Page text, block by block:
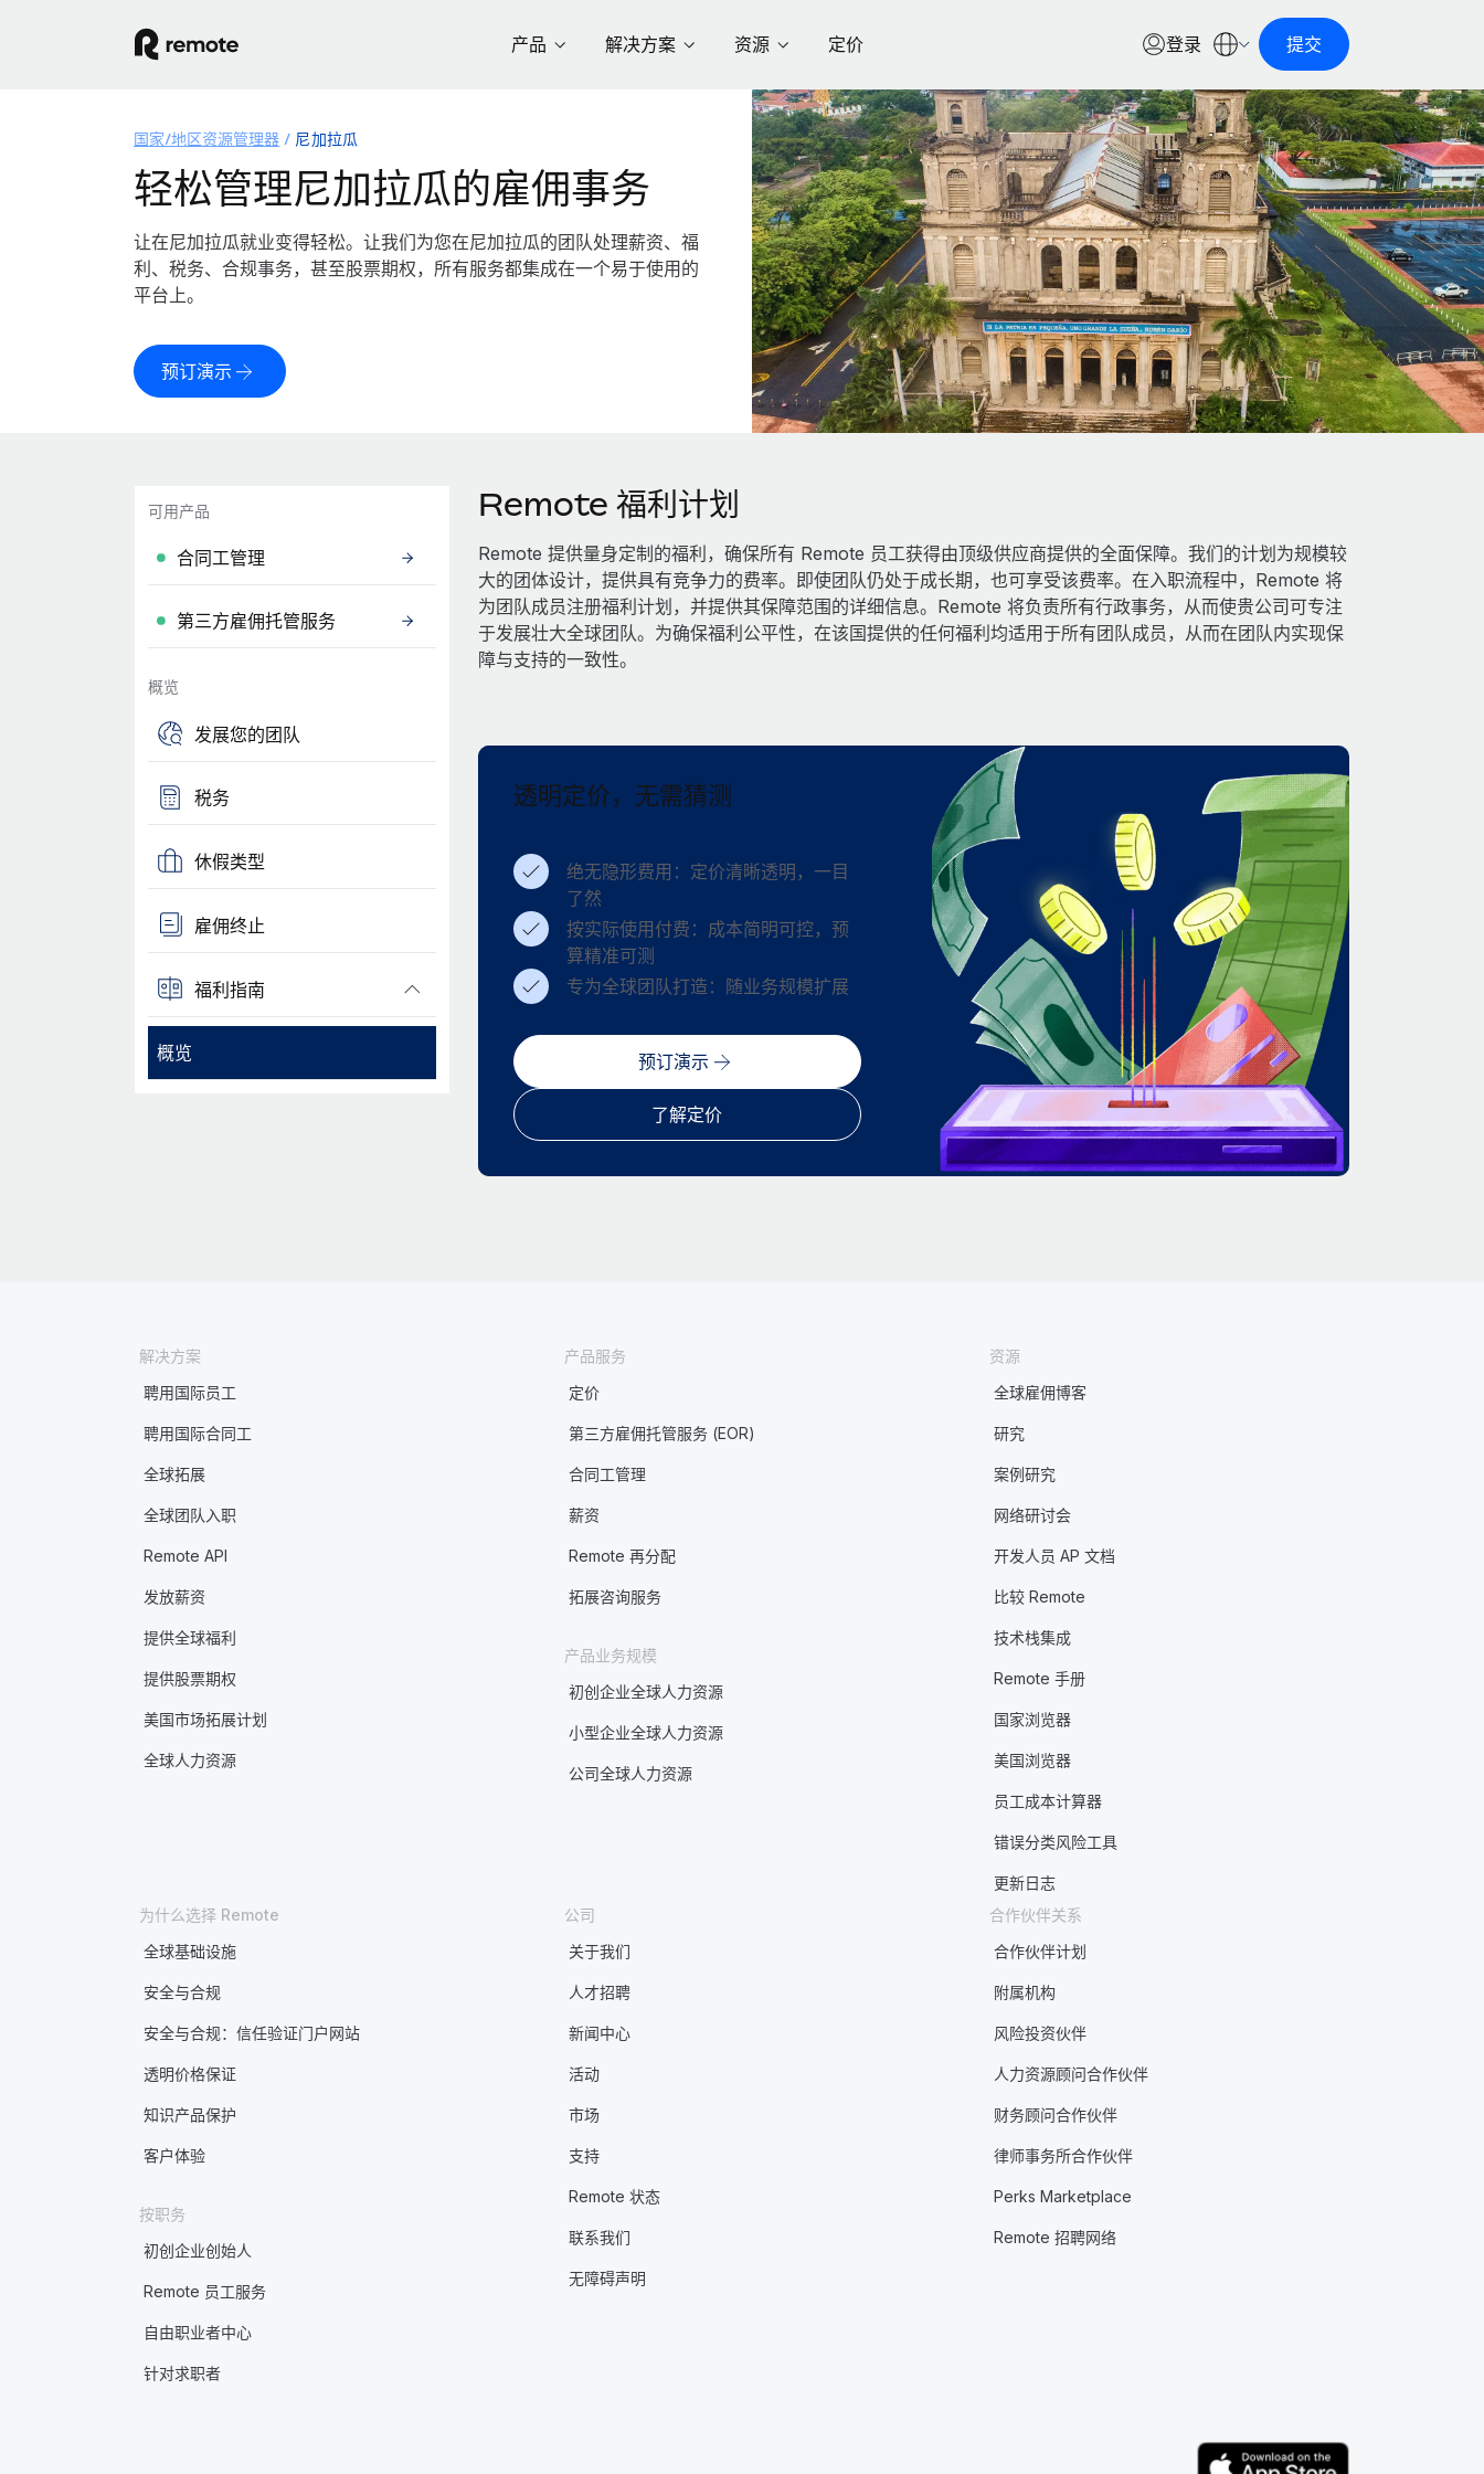
产品 解决方案 资源 定价 登录 提交
国家/地区资源管理器 尼加拉瓜
轻松管理尼加拉瓜的雇佣事务
让在尼加拉瓜就业变得轻松。让我们为您在尼加拉瓜的团队处理薪资、福
利、税务、合规事务，甚至股票期权，所有服务都集成在一个易于使用的
平台上。
预订演示
可用产品
合同工管理
第三方雇佣托管服务
概览
发展您的团队
税务
休假类型
雇佣终止
福利指南
概览
Remote 福利计划
Remote 提供量身定制的福利，确保所有 Remote 员工获得由顶级供应商提供的全面保障。我们的计划为规模较
大的团体设计，提供具有竞争力的费率。即使团队仍处于成长期，也可享受该费率。在入职流程中，Remote 将
为团队成员注册福利计划，并提供其保障范围的详细信息。Remote 将负责所有行政事务，从而使贵公司可专注
于发展壮大全球团队。为确保福利公平性，在该国提供的任何福利均适用于所有团队成员，从而在团队内实现保
障与支持的一致性。
透明定价，无需猜测
绝无隐形费用：定价清晰透明，一目
了然
按实际使用付费：成本简明可控，预
算精准可测
专为全球团队打造：随业务规模扩展
预订演示
了解定价
解决方案
聘用国际员工
聘用国际合同工
全球拓展
全球团队入职
Remote API
发放薪资
提供全球福利
提供股票期权
美国市场拓展计划
全球人力资源
产品服务
定价
第三方雇佣托管服务 (EOR)
合同工管理
薪资
Remote 再分配
拓展咨询服务
产品业务规模
初创企业全球人力资源
小型企业全球人力资源
公司全球人力资源
资源
全球雇佣博客
研究
案例研究
网络研讨会
开发人员 AP 文档
比较 Remote
技术栈集成
Remote 手册
国家浏览器
美国浏览器
员工成本计算器
错误分类风险工具
更新日志
为什么选择 Remote
全球基础设施
安全与合规
安全与合规：信任验证门户网站
透明价格保证
知识产品保护
客户体验
按职务
初创企业创始人
Remote 员工服务
自由职业者中心
针对求职者
公司
关于我们
人才招聘
新闻中心
活动
市场
支持
Remote 状态
联系我们
无障碍声明
合作伙伴关系
合作伙伴计划
附属机构
风险投资伙伴
人力资源顾问合作伙伴
财务顾问合作伙伴
律师事务所合作伙伴
Perks Marketplace
Remote 招聘网络